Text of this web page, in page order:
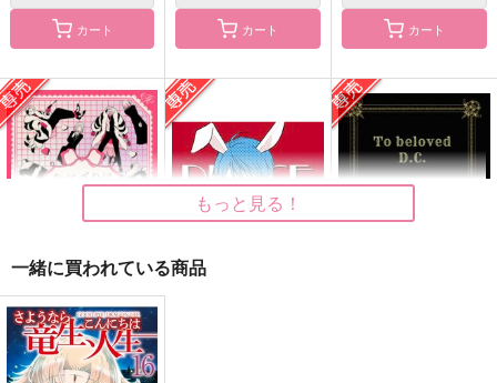
【再販】
SOMNIA FANTASIA
MAGIC OCTOPUS
2,122円 （税込）
作品詳細
星に願いを -オネスト
先生の特別授業-
MAGIC OCTOPUS
1,257円（税込）
フェロー×女監督生
ラギー・ブッチの処
刑 1
Serani-203
2,956円（税込）
カート カート カート
おにぎり屋Web再録
本
おにぎり屋
もっと見る！
一緒に買われている商品